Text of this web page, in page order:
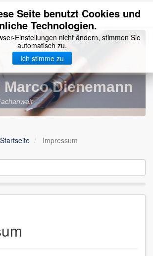
MARCO DIENEMANN
Seite benutzt Cookies und
Technologien.
Einstellungen nicht ändern, stimmen Sie
automatisch zu.
Ich stimme zu
Marco Dienemann
Startseite Impressum